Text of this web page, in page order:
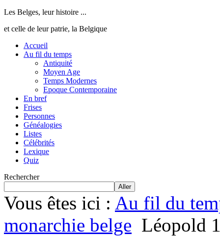
Les Belges, leur histoire ...
et celle de leur patrie, la Belgique
Accueil
Au fil du temps
Antiquité
Moyen Age
Temps Modernes
Epoque Contemporaine
En bref
Frises
Personnes
Généalogies
Listes
Célébrités
Lexique
Quiz
Rechercher
Aller
Vous êtes ici : Au fil du
monarchie belge Léopold